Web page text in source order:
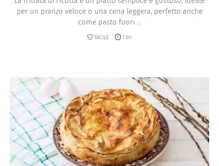
per un pranzo veloce o una cena leggera, perfetto anche
come pasto fuori ...
FACILE 13m